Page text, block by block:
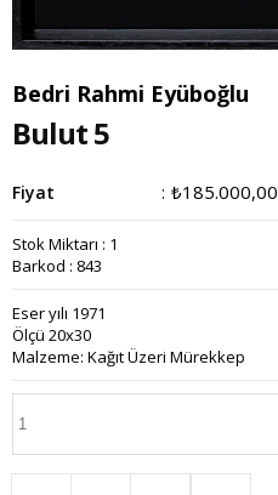
Bedri Rahmi Eyüboğlu
Bulut 5
Fiyat : ₺185.000,00
Stok Miktarı : 1
Barkod : 843
Eser yılı 1971
Ölçü 20x30
Malzeme: Kağıt Üzeri Mürekkep